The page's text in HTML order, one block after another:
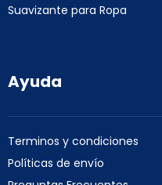
Suavizante para Ropa
Ayuda
Terminos y condiciones
Políticas de envío